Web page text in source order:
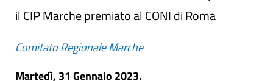
il CIP Marche premiato al CONI di Roma
Comitato Regionale Marche
Martedì, 31 Gennaio 2023.